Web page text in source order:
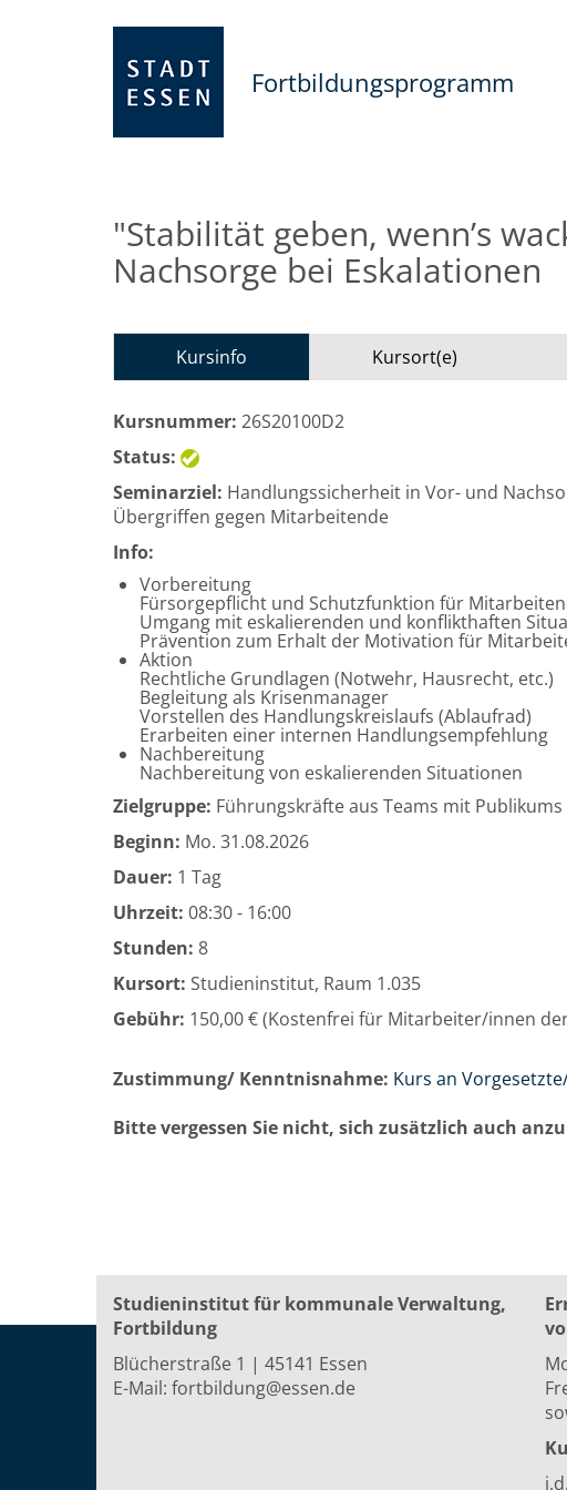
Fortbildungsprogramm
"Stabilität geben, wenn’s
Nachsorge bei Eskalationen
Kursinfo Kursort(e)
Kursnummer: 26S20100D2
Status:
Seminarziel: Handlungssicherheit in Vor- und
Übergriffen gegen Mitarbeitende
Info:
Vorbereitung
Fürsorgepflicht und Schutzfunktion für
Umgang mit eskalierenden und konflikthaften
Prävention zum Erhalt der Motivation für
Aktion
Rechtliche Grundlagen (Notwehr, Hausrecht, etc.)
Begleitung als Krisenmanager
Vorstellen des Handlungskreislaufs (Ablaufrad)
Erarbeiten einer internen Handlungsempfehlung
Nachbereitung
Nachbereitung von eskalierenden Situationen
Zielgruppe: Führungskräfte aus Teams mit
Beginn: Mo. 31.08.2026
Dauer: 1 Tag
Uhrzeit: 08:30 - 16:00
Stunden: 8
Kursort: Studieninstitut, Raum 1.035
Gebühr: 150,00 € (Kostenfrei für Mitarbeiter/innen
Zustimmung/ Kenntnisnahme: Kurs an
Bitte vergessen Sie nicht, sich zusätzlich auch
Studieninstitut für kommunale Verwaltung,
Fortbildung
Blücherstraße 1 | 45141 Essen
E-Mail: fortbildung@essen.de